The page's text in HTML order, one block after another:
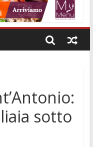
a Monselice, arresto
arresto a
sotto